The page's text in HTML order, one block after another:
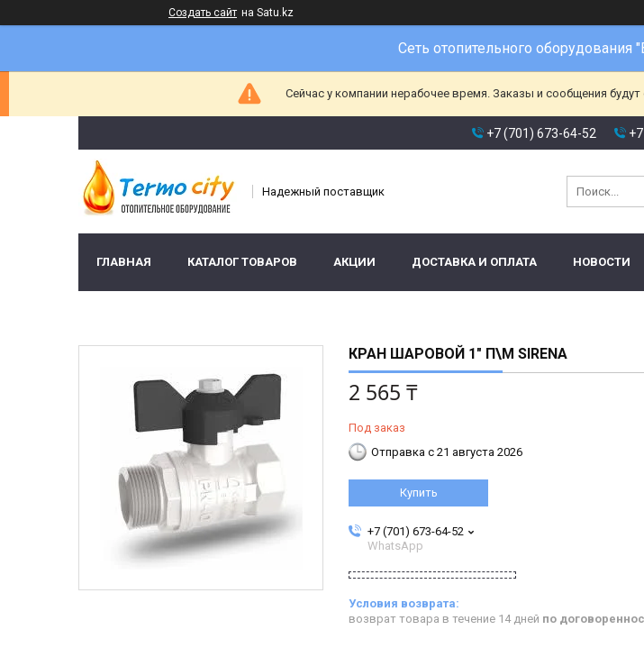
Создать сайт на Satu.kz
Сеть отопительного оборудования
Сейчас у компании нерабочее время. Заказы и сообщения
+7 (701) 673-64-52
Надежный поставщик
ГЛАВНАЯ КАТАЛОГ ТОВАРОВ АКЦИИ ДОСТАВКА И ОПЛАТА НОВОСТИ
КРАН ШАРОВОЙ 1" П\М SIRENA
2 565 ₸
Под заказ
Отправка с 21 августа 2026
Купить
+7 (701) 673-64-52
WhatsApp
возврат товара в течение 14 дней по